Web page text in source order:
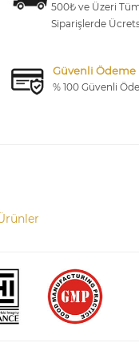
500₺ ve Üzeri
Siparişlerde
Güvenli Ödeme
% 100 Güvenli